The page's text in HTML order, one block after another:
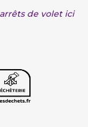
de volet ici